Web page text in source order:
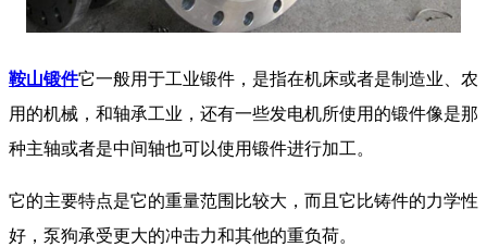
鞍山锻件它一般用于工业锻件，是指在机床或者是制造业、农
用的机械，和轴承工业，还有一些发电机所使用的锻件像是那
种主轴或者是中间轴也可以使用锻件进行加工。
它的主要特点是它的重量范围比较大，而且它比铸件的力学性
好，泵狗承受更大的冲击力和其他的重负荷。